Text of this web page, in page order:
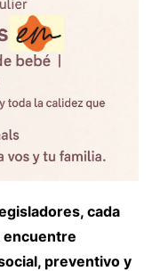
cada
encuentre
preventivo y